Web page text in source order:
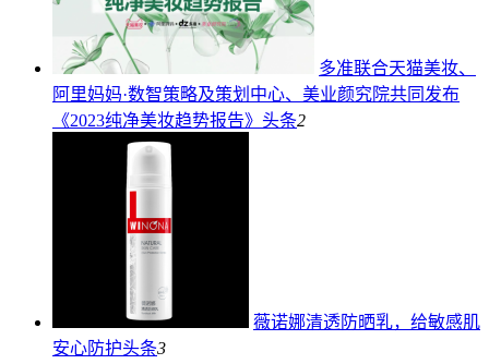
多准联合天猫美妆、
阿里妈妈·数智策略及策划中心、美业颜究院共同发布
《2023纯净美妆趋势报告》 头条2
薇诺娜清透防晒乳，给敏感肌
安心防护头条3